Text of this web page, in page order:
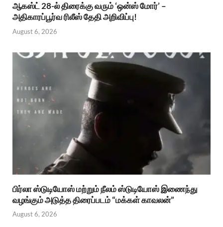
ஆகஸ்ட் 28-ல் திரைக்கு வரும் ‘ஒன்ஸ் மோர்’ –
அதிகாரப்பூர்வ ரிலீஸ் தேதி அறிவிப்பு!
August 6, 2026
பிர்லா ஸ்டுடியோஸ் மற்றும் நீலம் ஸ்டுடியோஸ் இணைந்து
வழங்கும் அடுத்த திரைப்படம் “மக்கள் காவலன்”
August 6, 2026